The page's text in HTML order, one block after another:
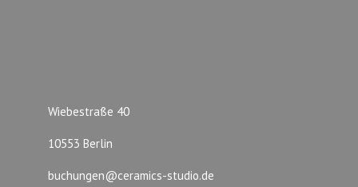
Wiebestraße 40
10553 Berlin
buchungen@ceramics-studio.de